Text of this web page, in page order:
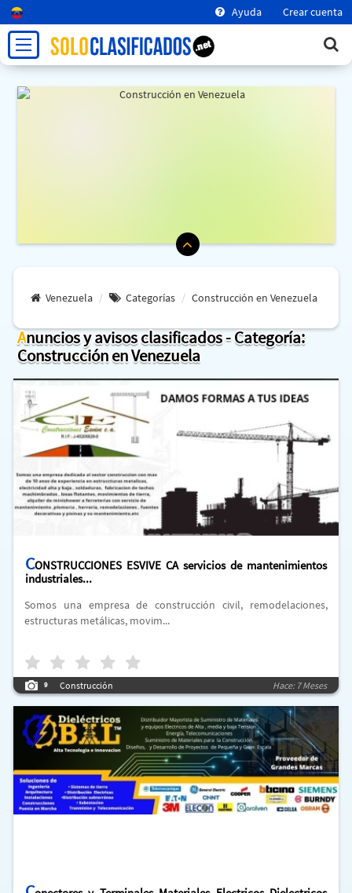
Ayuda Crear cuenta
Venezuela Categorías Construcción en Venezuela
Anuncios y avisos clasificados - Categoría:
Construcción en Venezuela
CONSTRUCCIONES ESVIVE CA servicios de mantenimientos
industriales...
Somos una empresa de construcción civil, remodelaciones,
estructuras metálicas, movim...
9 Construcción Hace: 7 Meses